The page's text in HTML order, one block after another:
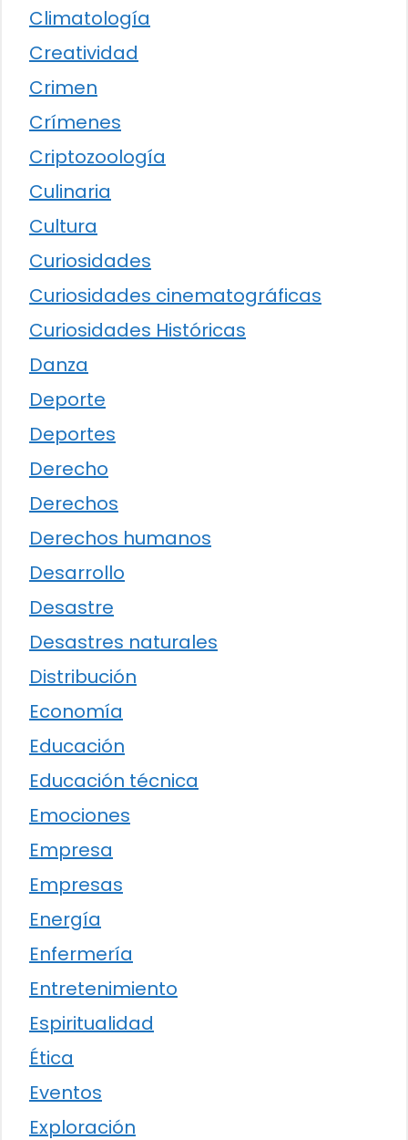
Climatología
Creatividad
Crimen
Crímenes
Criptozoología
Culinaria
Cultura
Curiosidades
Curiosidades cinematográficas
Curiosidades Históricas
Danza
Deporte
Deportes
Derecho
Derechos
Derechos humanos
Desarrollo
Desastre
Desastres naturales
Distribución
Economía
Educación
Educación técnica
Emociones
Empresa
Empresas
Energía
Enfermería
Entretenimiento
Espiritualidad
Ética
Eventos
Exploración